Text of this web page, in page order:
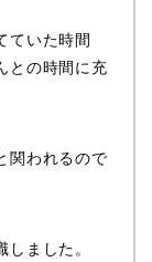
ていた時間
との時間に充
関われるので
しました。